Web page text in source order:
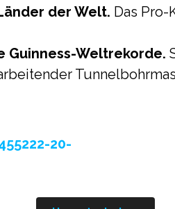
der Welt. Das
Guinness-Weltrekorde.
20-